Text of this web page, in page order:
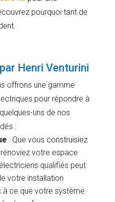
pourquoi tant de
Henri Venturini
offrons une gamme
pour répondre à
uns de nos
:
: Que vous construisiez
votre espace
qualifiés peut
votre installation
à ce que votre système